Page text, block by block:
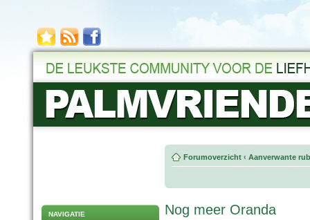
NAVIGATIE
Forumoverzicht ‹ Aanverwante
Nog meer Oranda